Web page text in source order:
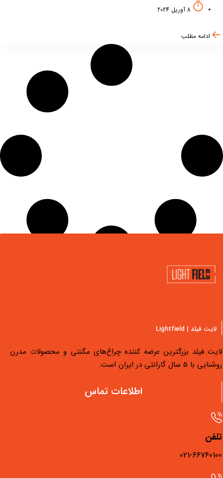
8 آوریل 2024
ادامه مطلب
لایت فیلد | Lightfield
فیلد بزرگترین عرضه کننده چراغ‌های مگنتی و محصولات مدرن
با 5 سال گارانتی در ایران است.
اطلاعات تماس
021-
فیلم‌های آموزشی